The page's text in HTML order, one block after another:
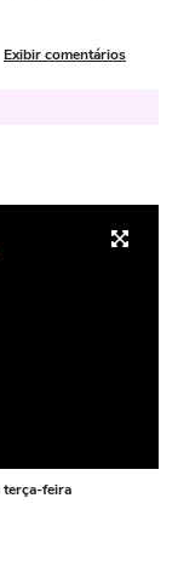
Exibir comentários
terça-feira